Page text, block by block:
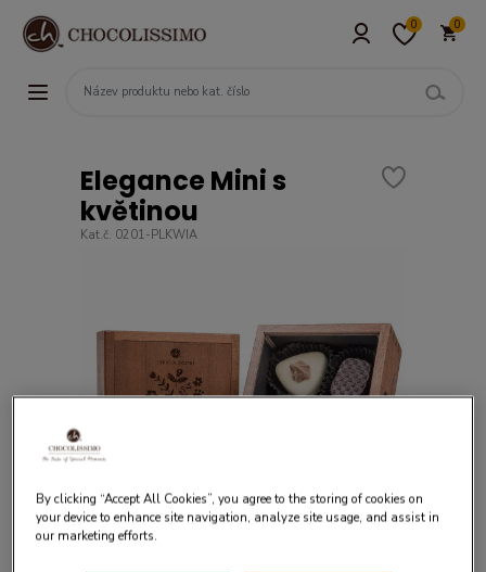
0 0
Elegance Mini s
květinou
Kat.č. 0201-PLKWIA
By clicking “Accept All Cookies”, you agree to the storing of cookies on
your device to enhance site navigation, analyze site usage, and assist in
our marketing efforts.